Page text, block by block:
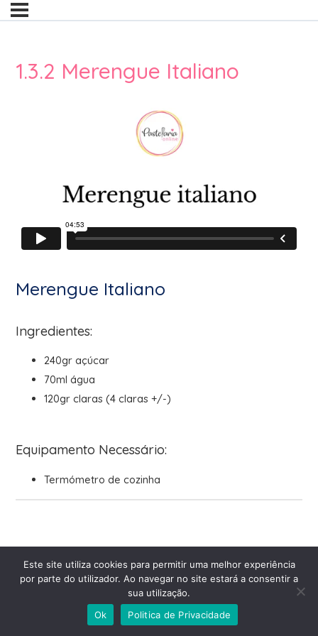
1.3.2 Merengue Italiano
Merengue Italiano
Ingredientes:
240gr açúcar
70ml água
120gr claras (4 claras +/-)
Equipamento Necessário:
Termómetro de cozinha
Este site utiliza cookies para permitir uma melhor experiência
por parte do utilizador. Ao navegar no site estará a consentir a
sua utilização.
Ok
Politica de Privacidade